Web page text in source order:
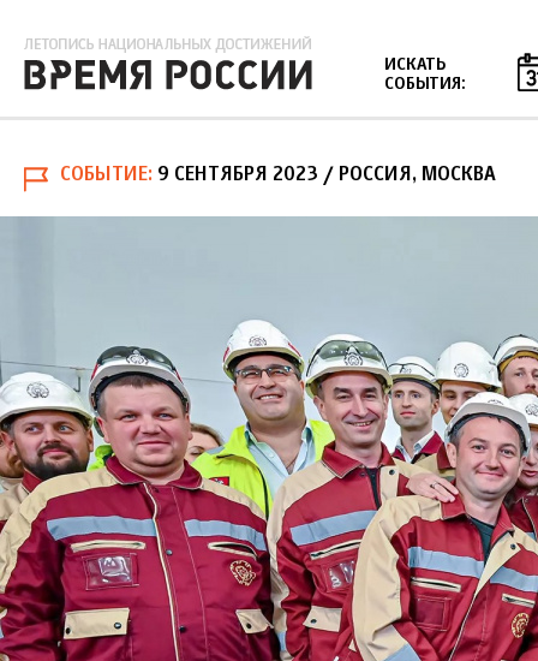
ИСКАТЬ
СОБЫТИЯ:
СОБЫТИЕ 9 СЕНТЯБРЯ 2023 / РОССИЯ, МОСКВА